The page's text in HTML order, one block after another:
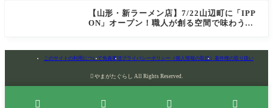
【山形・新ラーメン店】7/22山辺町に「IPP
ON」オープン！職人が創る空間で味わう
このサイトの利用について免責事項プライバシーポリシー（個人情報の取扱） 著作権の取り扱い
 やまがたぐらし All Rights Reserved.
   